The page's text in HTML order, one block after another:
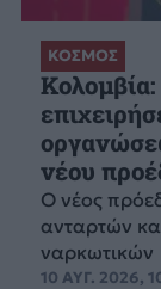
ΚΟΣΜΟΣ
νέου
Ο νέος
ανταρτών
ναρκωτικών
10 ΑΥΓ. 2026,